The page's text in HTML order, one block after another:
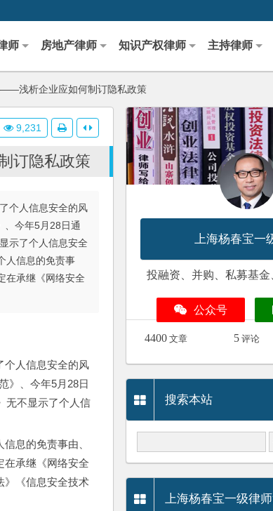
师 房地产律师 知识产权律师 主持律师
——浅析企业应如何制订隐私政策
订隐私政策
个人信息安全的风
、今年5月28日通
示了个人信息安全
人信息的免责事
在承继《网络安全
个人信息安全的风
》、今年5月28日
无不显示了个人信
息的免责事由、
在承继《网络安全
》《信息安全技术
9,231
上海杨春宝一
投融资、并购、私募基
公众号
4400 文章 5 评论
搜索本站
上海杨春宝一级律